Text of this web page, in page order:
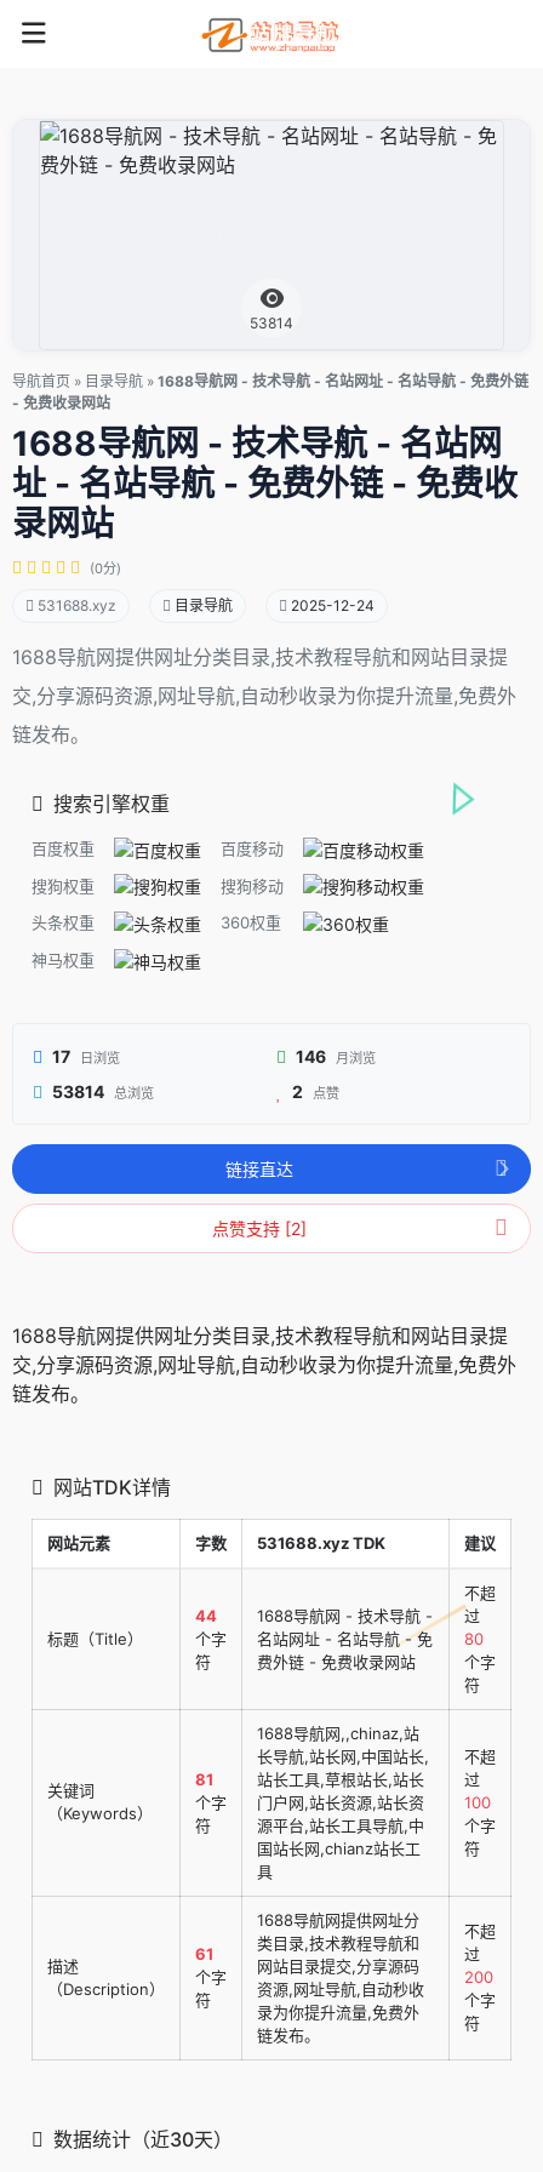
53814
导航首页 » 目录导航 » 1688导航网 - 技术导航 - 名站网址 - 名站导航 - 免费外链
- 免费收录网站
1688导航网 - 技术导航 - 名站网
址 - 名站导航 - 免费外链 - 免费收
录网站
(0分)
531688.xyz 目录导航 2025-12-24
1688导航网提供网址分类目录,技术教程导航和网站目录提
交,分享源码资源,网址导航,自动秒收录为你提升流量,免费外
链发布。
搜索引擎权重
百度权重
百度移动
搜狗权重
搜狗移动
头条权重
360权重
神马权重
17 日浏览 146 月浏览
53814 总浏览 2 点赞
链接直达
点赞支持 [2]
1688导航网提供网址分类目录,技术教程导航和网站目录提
交,分享源码资源,网址导航,自动秒收录为你提升流量,免费外
链发布。
网站TDK详情
网站元素 字数 531688.xyz TDK 建议
标题（Title）
44
个字
符
1688导航网 - 技术导航 -
名站网址 - 名站导航 - 免
费外链 - 免费收录网站
不超
过
80
个字
符
关键词
（Keywords）
81
个字
符
1688导航网,,chinaz,站
长导航,站长网,中国站长,
站长工具,草根站长,站长
门户网,站长资源,站长资
源平台,站长工具导航,中
国站长网,chianz站长工
具
不超
过
100
个字
符
描述
（Description）
61
个字
符
1688导航网提供网址分
类目录,技术教程导航和
网站目录提交,分享源码
资源,网址导航,自动秒收
录为你提升流量,免费外
链发布。
不超
过
200
个字
符
数据统计（近30天）